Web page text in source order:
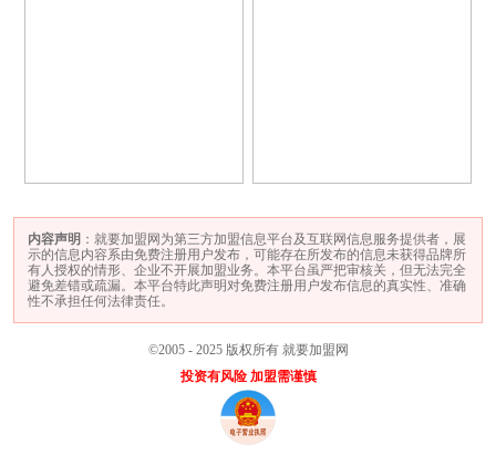
内容声明 ：就要加盟网为第三方加盟信息平台及互联网信息服务提供者，展
示的信息内容系由免费注册用户发布，可能存在所发布的信息未获得品牌所
有人授权的情形、企业不开展加盟业务。本平台虽严把审核关，但无法完全
避免差错或疏漏。本平台特此声明对免费注册用户发布信息的真实性、准确
性不承担任何法律责任。
©2005 - 2025 版权所有 就要加盟网
投资有风险 加盟需谨慎